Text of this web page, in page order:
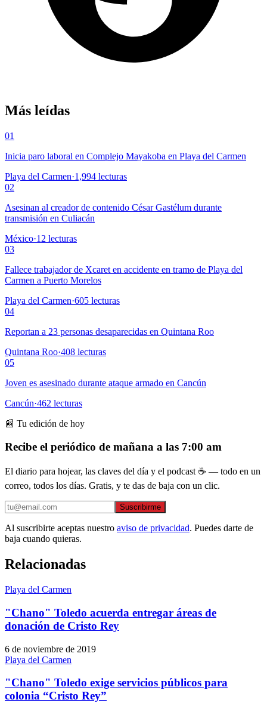
Más leídas
01
Inicia paro laboral en Complejo Mayakoba en Playa del Carmen
Playa del Carmen·1,994 lecturas
02
Asesinan al creador de contenido César Gastélum durante
transmisión en Culiacán
México·12 lecturas
03
Fallece trabajador de Xcaret en accidente en tramo de Playa del
Carmen a Puerto Morelos
Playa del Carmen·605 lecturas
04
Reportan a 23 personas desaparecidas en Quintana Roo
Quintana Roo·408 lecturas
05
Joven es asesinado durante ataque armado en Cancún
Cancún·462 lecturas
📰 Tu edición de hoy
Recibe el periódico de mañana a las 7:00 am
El diario para hojear, las claves del día y el podcast ☕ — todo en un
correo, todos los días. Gratis, y te das de baja con un clic.
Suscribirme
Al suscribirte aceptas nuestro aviso de privacidad. Puedes darte de
baja cuando quieras.
Relacionadas
Playa del Carmen
"Chano" Toledo acuerda entregar áreas de
donación de Cristo Rey
6 de noviembre de 2019
Playa del Carmen
"Chano" Toledo exige servicios públicos para
colonia “Cristo Rey”